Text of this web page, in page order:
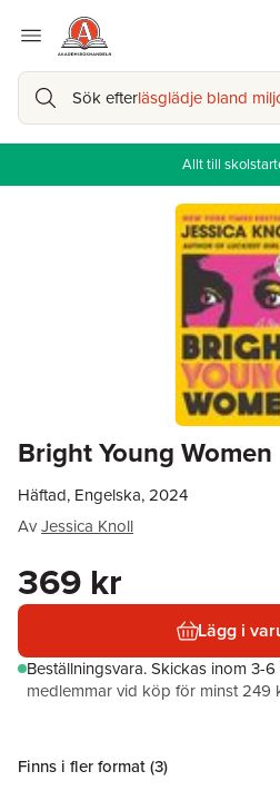
Sök efterläsglädje bland
Allt till
Bright Young Women
Häftad, Engelska, 2024
AvJessica Knoll
369 kr
Lägg i
Beställningsvara.Skickas inom 3-
medlemmar vid köp för minst 249
Finns i fler format (3)